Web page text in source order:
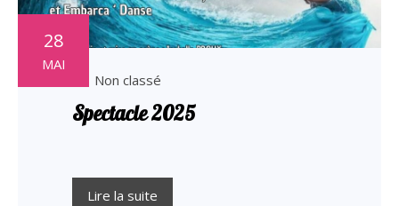
28
MAI
Non classé
Spectacle 2025
Lire la suite